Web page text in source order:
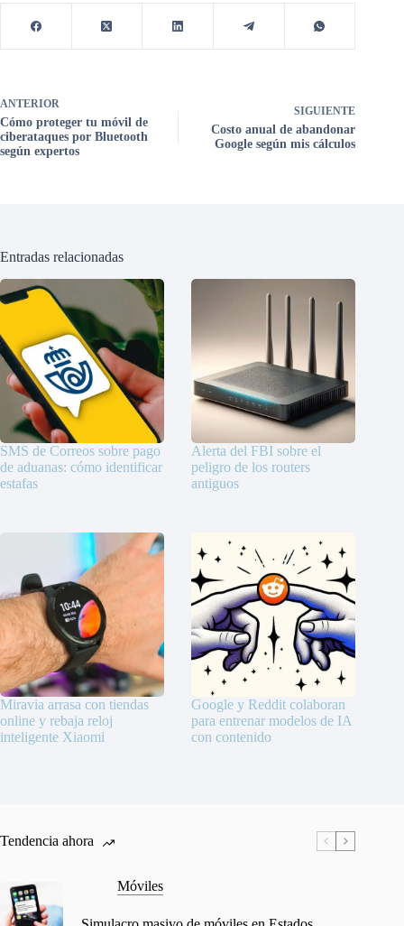
ANTERIOR
Cómo proteger tu móvil de
ciberataques por Bluetooth
según expertos
SIGUIENTE
Costo anual de abandonar
Google según mis cálculos
Entradas relacionadas
SMS de Correos sobre pago
de aduanas: cómo identificar
estafas
Alerta del FBI sobre el
peligro de los routers
antiguos
Miravia arrasa con tiendas
online y rebaja reloj
inteligente Xiaomi
Google y Reddit colaboran
para entrenar modelos de IA
con contenido
Tendencia ahora
Móviles